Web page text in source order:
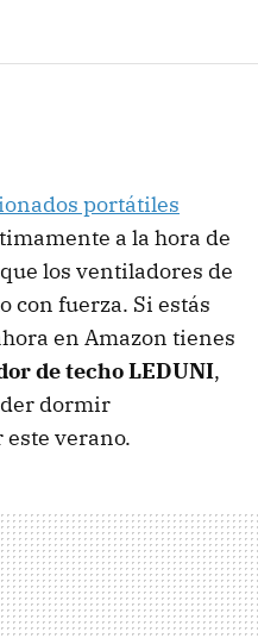
portátiles
a la hora de
los ventiladores de
con fuerza. Si estás
en Amazon tienes
de techo LEDUNI,
dormir
verano.